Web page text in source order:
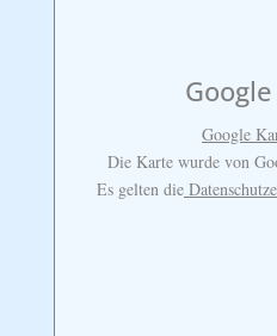
Google
Die Karte wurde von
Es gelten die